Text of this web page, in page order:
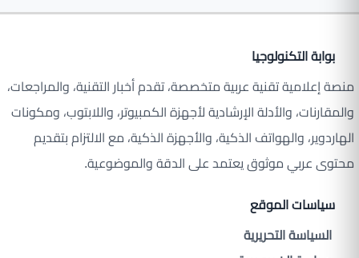
بوابة التكنولوجيا
منصة إعلامية تقنية عربية متخصصة، تقدم أخبار التقنية، والمراجعات،
والمقارنات، والأدلة الإرشادية لأجهزة الكمبيوتر، واللابتوب، ومكونات
الهاردوير، والهواتف الذكية، والأجهزة الذكية، مع الالتزام بتقديم
محتوى عربي موثوق يعتمد على الدقة والموضوعية.
سياسات الموقع
السياسة التحريرية